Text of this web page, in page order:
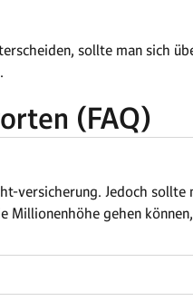
sollte man sich
(FAQ)
versicherung. Jedoch sollte
Millionenhöhe gehen